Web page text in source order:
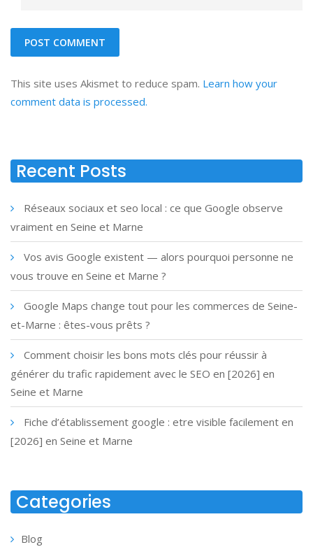
This site uses Akismet to reduce spam. Learn how your
comment data is processed.
Recent Posts
Réseaux sociaux et seo local : ce que Google observe
vraiment en Seine et Marne
Vos avis Google existent — alors pourquoi personne ne
vous trouve en Seine et Marne ?
Google Maps change tout pour les commerces de Seine-
et-Marne : êtes-vous prêts ?
Comment choisir les bons mots clés pour réussir à
générer du trafic rapidement avec le SEO en [2026] en
Seine et Marne
Fiche d’établissement google : etre visible facilement en
[2026] en Seine et Marne
Categories
Blog